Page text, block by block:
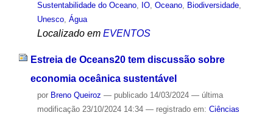
Sustentabilidade do Oceano, IO, Oceano, Biodiversidade,
Unesco, Água
Localizado em EVENTOS
Estreia de Oceans20 tem discussão sobre
economia oceânica sustentável
por Breno Queiroz — publicado14/03/2024 — última
modificação23/10/2024 14:34 — registrado em: Ciências